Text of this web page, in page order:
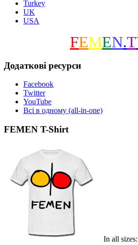
Turkey
UK
USA
FEMEN.T
Додаткові ресурси
Facebook
Twitter
YouTube
Всі в одному (all-in-one)
FEMEN T-Shirt
In all